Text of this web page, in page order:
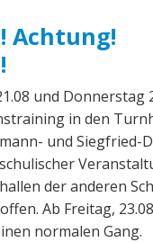
Achtung!
und Donnerstag
in den
und Siegfried-
der anderen
Ab Freitag,
normalen Gang.